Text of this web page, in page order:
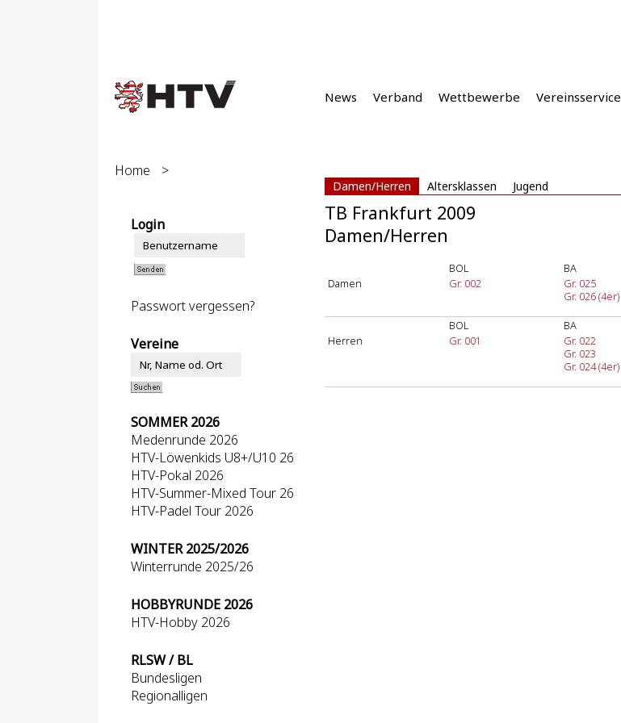
News Verband Wettbewerbe Vereinsservice
Damen/Herren Altersklassen Jugend
Home >
Login
Passwort vergessen?
Vereine
SOMMER 2026
Medenrunde 2026
HTV-Löwenkids U8+/U10 26
HTV-Pokal 2026
HTV-Summer-Mixed Tour 26
HTV-Padel Tour 2026
WINTER 2025/2026
Winterrunde 2025/26
HOBBYRUNDE 2026
HTV-Hobby 2026
RLSW / BL
Bundesligen
Regionalligen
TB Frankfurt 2009
Damen/Herren
BOL BA
Damen
Gr. 002
Gr. 025
Gr. 026 (4er)
BOL BA
Herren
Gr. 001
Gr. 022
Gr. 023
Gr. 024 (4er)